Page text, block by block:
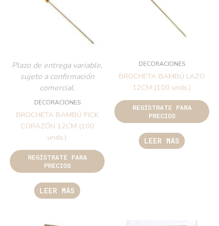
Plazo de entrega variable,
sujeto a confirmación
comercial.
DECORACIONES
BROCHETA BAMBÚ PICK
CORAZÓN 12CM (100
unds.)
REGÍSTRATE PARA
PRECIOS
LEER MÁS
DECORACIONES
BROCHETA BAMBÚ LAZO
12CM (100 unds.)
REGÍSTRATE PARA
PRECIOS
LEER MÁS